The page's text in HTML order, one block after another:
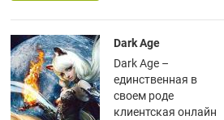
Dark Age
Dark Age –
единственная в
своем роде
клиентская онлайн